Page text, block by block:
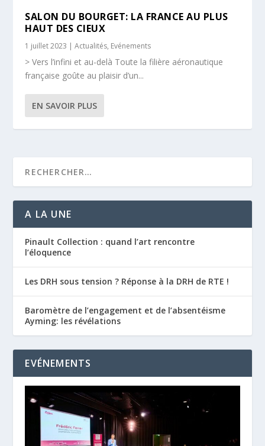
SALON DU BOURGET: LA FRANCE AU PLUS
HAUT DES CIEUX
1 juillet 2023 |Actualités, Evénements
> Vers l’infini et au-delà Toute la filière aéronautique
française goûte au plaisir d’un...
EN SAVOIR PLUS
A LA UNE
Pinault Collection : quand l’art rencontre
l’éloquence
Les DRH sous tension ? Réponse à la DRH de RTE !
Baromètre de l’engagement et de l’absentéisme
Ayming: les révélations
EVÉNEMENTS